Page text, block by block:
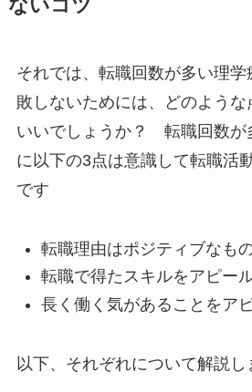
ないコツ
それでは、転職回数が多い理
敗しないためには、どのよう
いいでしょうか？ 転職回数が
に以下の3点は意識して転職活
です
転職理由はポジティブなも
転職で得たスキルをアピー
長く働く気があることをア
以下、それぞれについて解説し